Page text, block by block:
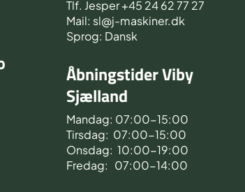
Tlf. Jesper +45 24 62 77 27
Mail: sl@j-maskiner.dk
Sprog: Dansk
Åbningstider Viby
Sjælland
Mandag: 07:00-15:00
Tirsdag: 07:00-15:00
Onsdag: 10:00-19:00
Fredag: 07:00-14:00